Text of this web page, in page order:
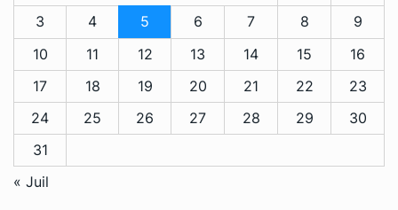
3
4 5 6 7 8
9
10
11 12 13 14 15
16
17
18 19 20 21 22
23
24
25 26 27 28 29
30
31
« Juil